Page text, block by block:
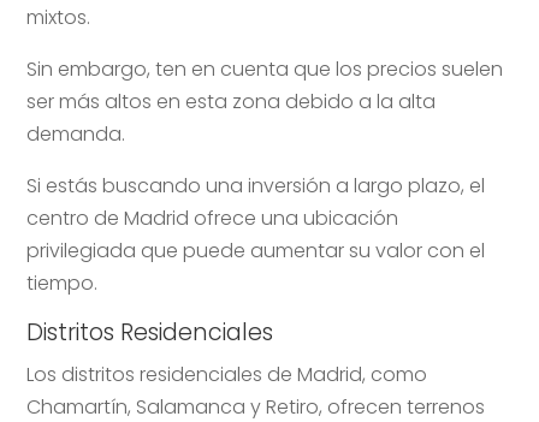
mixtos.
Sin embargo, ten en cuenta que los precios suelen
ser más altos en esta zona debido a la alta
demanda.
Si estás buscando una inversión a largo plazo, el
centro de Madrid ofrece una ubicación
privilegiada que puede aumentar su valor con el
tiempo.
Distritos Residenciales
Los distritos residenciales de Madrid, como
Chamartín, Salamanca y Retiro, ofrecen terrenos